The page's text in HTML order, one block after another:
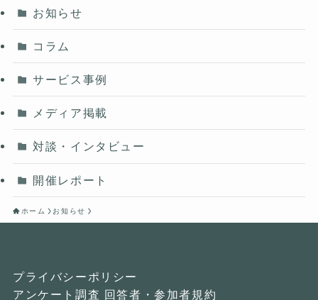
お知らせ
コラム
サービス事例
メディア掲載
対談・インタビュー
開催レポート
ホーム お知らせ
プライバシーポリシー
アンケート調査 回答者・参加者規約